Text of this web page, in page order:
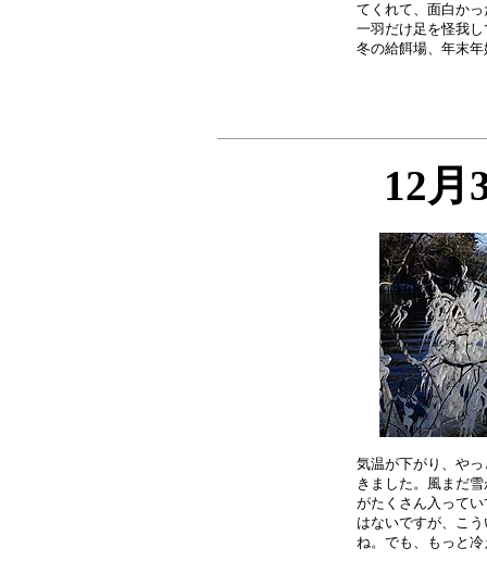
てくれて、面白か
一羽だけ足を怪我
12月
気温が下がり、や
きました。風まだ
がたくさん入って
はないですが、こ